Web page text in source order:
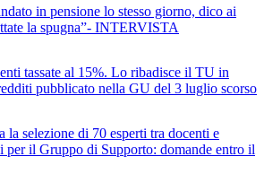
in pensione lo stesso giorno, dico ai
la spugna”- INTERVISTA
tassate al 15%. Lo ribadisce il TU in
pubblicato nella GU del 3 luglio scorso
selezione di 70 esperti tra docenti e
per il Gruppo di Supporto: domande entro il